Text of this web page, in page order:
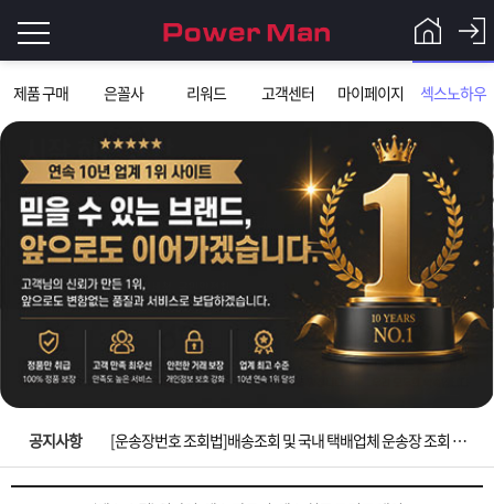
제품 구매 은꼴사 리워드 고객센터 마이페이지 섹스노하우
그
인
이
필
요
니
로
Q&A
파
워
맨
은?
제
품
구
은
꼴
섹
공지사항
입금확인이 안되는 상황을 대비해 꼭 입금후 고객센터 연락바랍니다.
[2026구정 연휴]설 연휴 배송 및 휴무 안내
[운송장번호 조회법]배송조회 및 국내 택배업체 운송장 조회 하는법
[ios앱 오픈]아이폰 고객 앱설치 가능합니다.